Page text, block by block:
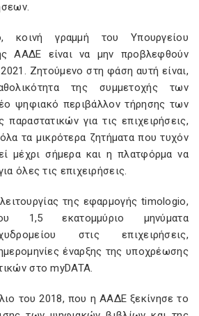
κοινή γραμμή του Υπουργείου
ΑΑΔΕ είναι να μην προβλεφθούν
Ζητούμενο στη φάση αυτή είναι,
της συμμετοχής των
ψηφιακό περιβάλλον τήρησης των
για τις επιχειρήσεις,
τα μικρότερα ζητήματα που τυχόν
μέχρι σήμερα και η πλατφόρμα να
όλες τις επιχειρήσεις.
της εφαρμογής timologio,
1,5 εκατομμύριο μηνύματα
στις επιχειρήσεις,
έναρξης της υποχρέωσης
στο myDATA.
του 2018, που η ΑΑΔΕ ξεκίνησε το